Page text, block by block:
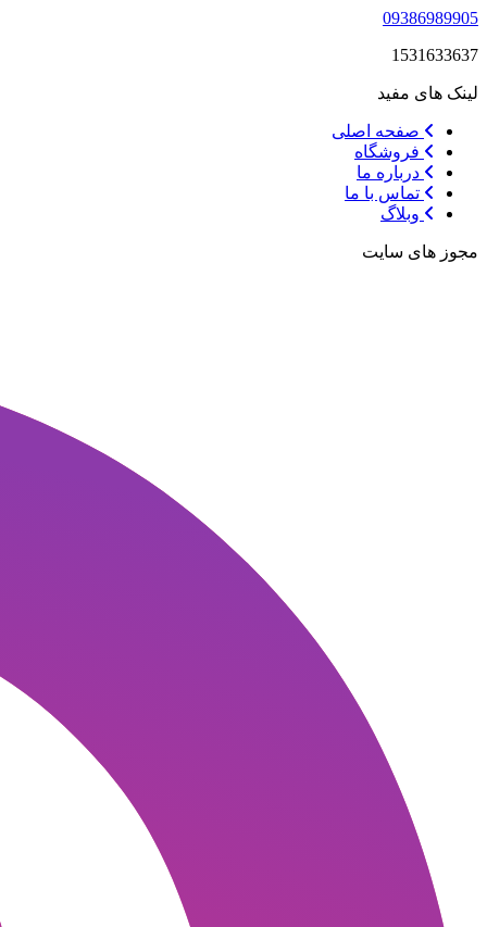
09386989905
1531633637
لینک های مفید
صفحه اصلی
فروشگاه
درباره ما
تماس با ما
وبلاگ
مجوز های سایت